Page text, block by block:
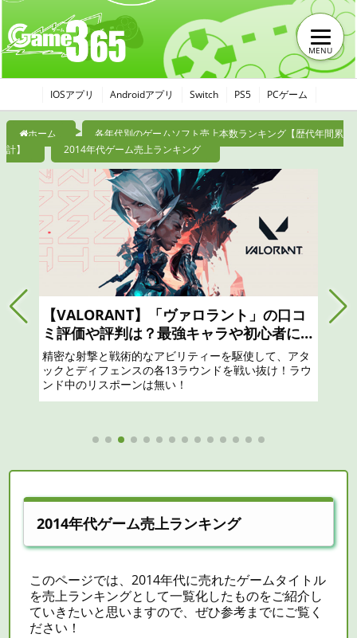
MENU
IOSアプリ Androidアプリ Switch PS5 PCゲーム
ホーム
各年代別のゲームソフト売上本数ランキング【歴代年間累
計】
2014年代ゲーム売上ランキング
【モンハンナウ】モンスターハンターNo
wは面白い？つまらない？おすすめのガチ
ャは？最強リセマラのやり方と序盤攻略、
口コミ、レビュー評価、評判
リアル狩猟解禁！ 「モンスターハンター」の世界から
現実世界に突如現れたモンスターたちに立ち向かえ！
凝縮されたモンスターハンター体験を！一狩りいこう
ぜ！
2014年代ゲーム売上ランキング
このページでは、2014年代に売れたゲームタイトル
を売上ランキングとして一覧化したものをご紹介し
ていきたいと思いますので、ぜひ参考までにご覧く
ださい！